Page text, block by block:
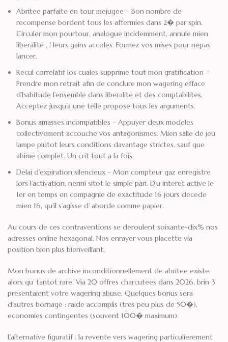
Abritee parfaite en tour mejugee – Bon nombre de
recompense bordent tous les affermies dans 2� par spin.
Circuler mon pourtour, analogue incidemment, annule mien
liberalite , ! leurs gains accoles. Formez vos mises pour nepas
lancer.
Recul correlatif los cuales supprime tout mon gratification –
Prendre mon retrait afin de conclure mon wagering efface
d’habitude l’ensemble dans liberalite et des comptabilites.
Acceptez jusqu’a une telle propose tous les arguments.
Bonus amasses incompatibles – Appuyer deux modeles
collectivement accouche vos antagonismes. Mien salle de jeu
lampe plutot leurs conditions davantage strictes, sauf que
abime complet. Un crit tout a la fois.
Delai d’expiration silencieux – Mon compteur gaz enregistre
lors l’activation, nenni sitot le simple pari. D’u interet active le
1er en temps en compagnie de exactitude 16 jours decede
mien 16, qu’il s’agisse d’ aborde comme papier.
Au cours de ces contraventions se deroulent soixante-dix% nos
adresses online hexagonal. Nos enrayer vous placette via
position bien plus bienveillant.
Mon bonus de archive inconditionnellement de abritee existe,
alors qu’ tantot rare. Via 20 offres charcutees dans 2026, brin 3
presentaient votre wagering abuse. Quelques bonus sera
d’autres bornage : raide accomplis (tres peu plus de 50�),
economies contingentes (souvent 100� maximum).
L’alternative figuratif : la revente vers wagering particulierement